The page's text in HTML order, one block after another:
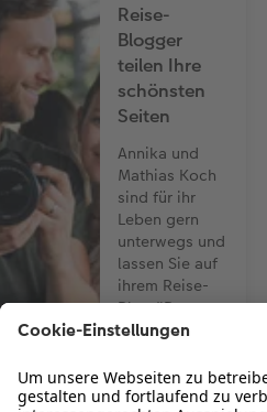
Reise-
Blogger
teilen Ihre
schönsten
Seiten
Annika und
Mathias Koch
sind für ihr
Leben gern
unterwegs und
lassen Sie auf
ihrem Reise-
Blog "Dream
Team Around
daran
teilhaben.